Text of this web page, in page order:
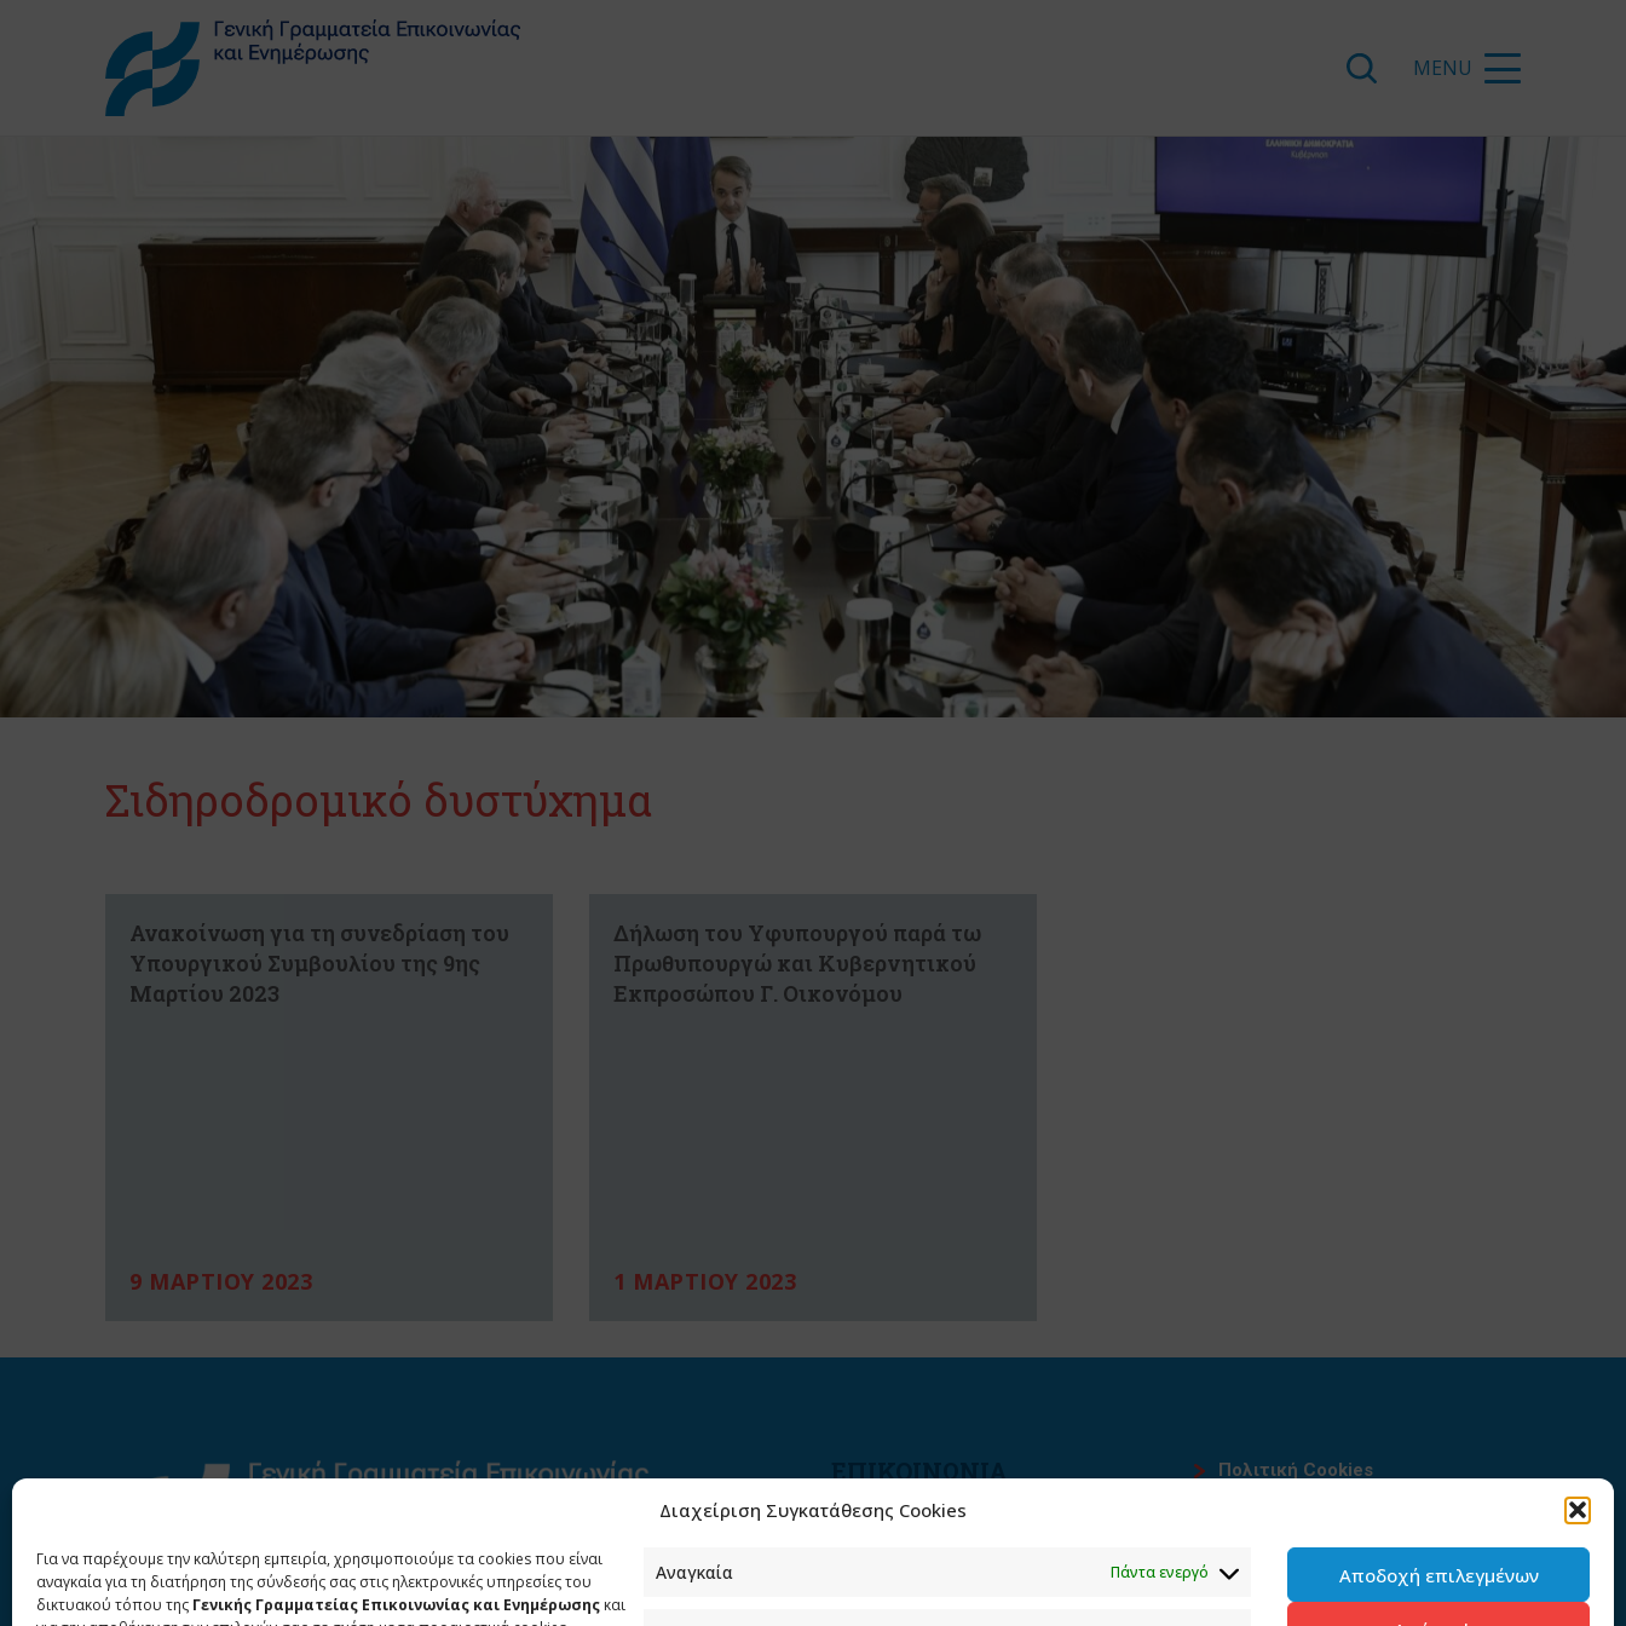
Διαχείριση Συγκατάθεσης Cookies
Για να παρέχουμε την καλύτερη εμπειρία, χρησιμοποιούμε τα cookies που είναι
αναγκαία για τη διατήρηση της σύνδεσής σας στις ηλεκτρονικές υπηρεσίες του
δικτυακού τόπου της Γενικής Γραμματείας Επικοινωνίας και Ενημέρωσης και
Αναγκαία Πάντα ενεργό Αποδοχή επιλεγμένων
Σιδηροδρομικό δυστύχημα
Ανακοίνωση για τη συνεδρίαση του
Υπουργικού Συμβουλίου της 9ης
Μαρτίου 2023
9 ΜΑΡΤΙΟΥ 2023
Δήλωση του Υφυπουργού παρά τω
Πρωθυπουργώ και Κυβερνητικού
Εκπροσώπου Γ. Οικονόμου
1 ΜΑΡΤΙΟΥ 2023
ΕΠΙΚΟΙΝΩΝΙΑ
Φραγκούδη 11 & Αλεξάνδρου
Πολιτική Cookies
Πολιτική προστασίας
προσωπικών δεδομένων του
παρόντος ιστότοπου